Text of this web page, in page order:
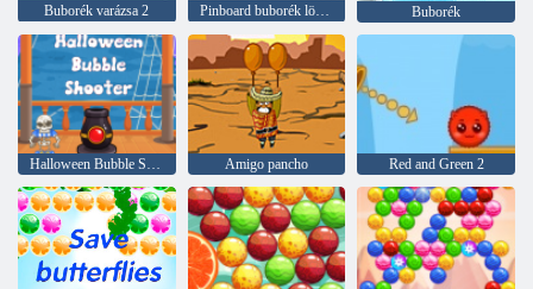
Buborék varázsa 2 Pinboard buborék lövöldözős Buborék
Halloween Bubble Shooter Amigo pancho Red and Green 2